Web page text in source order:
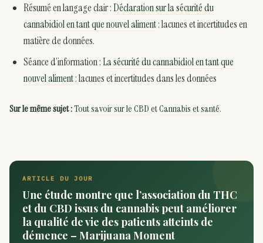
Résumé en langage clair :Déclaration sur la sécurité du
cannabidiol en tant que nouvel aliment: lacunes et incertitudes en
matière de données.
Séance d’information :La sécurité du cannabidiol en tant que
nouvel aliment: lacunes et incertitudes dans les données
Sur le même sujet :Tout savoir sur le CBDetCannabis et santé.
ARTICLE DU JOUR
Une étude montre que l’association du THC
et du CBD issus du cannabis peut améliorer
la qualité de vie des patients atteints de
démence – Marijuana Moment